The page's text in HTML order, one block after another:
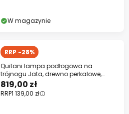
W magazynie
RRP -28%
Quitani lampa podłogowa na
trójnogu Jata, drewno perkalowe,
czarny
819,00 zł
RRP1 139,00 zł